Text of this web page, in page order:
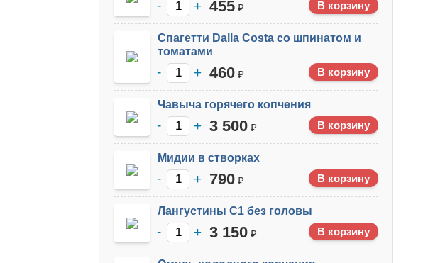
455 ₽
Спагетти Dalla Costa со шпинатом и
томатами
460 ₽
Чавыча горячего копчения
3 500 ₽
Мидии в створках
790 ₽
Лангустины С1 без головы
3 150 ₽